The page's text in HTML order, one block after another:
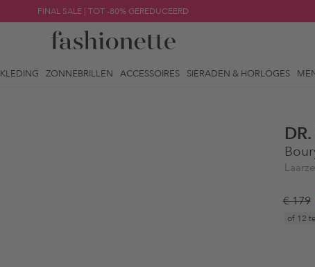
FINAL SALE | TOT -80% GEREDUCEERD
KLEDING ZONNEBRILLEN ACCESSOIRES SIERADEN & HORLOGES
€ 179
of 12